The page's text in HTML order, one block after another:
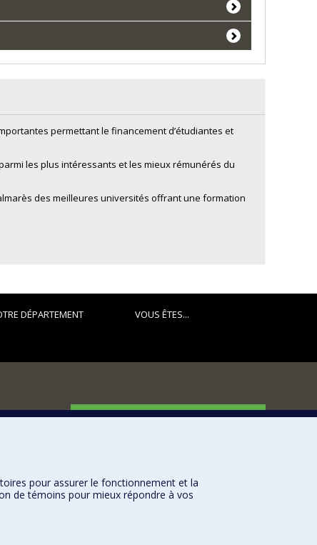
permettant le financement d’étudiantes et
les plus intéressants et les mieux rémunérés du
des meilleures universités offrant une formation
DÉPARTEMENT VOUS ÊTES...
FACULTÉ DES ARTS ET DES SCIENCES
Nos programmes et cours
pour assurer le fonctionnement et la
de témoins pour mieux répondre à vos